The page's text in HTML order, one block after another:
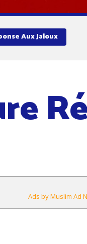
Aux Jaloux
Ads by Muslim Ad